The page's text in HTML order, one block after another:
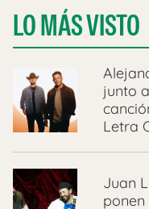
LO MÁS VISTO
junto
Letra
Juan
ponen